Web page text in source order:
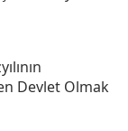
Devlet Olmak